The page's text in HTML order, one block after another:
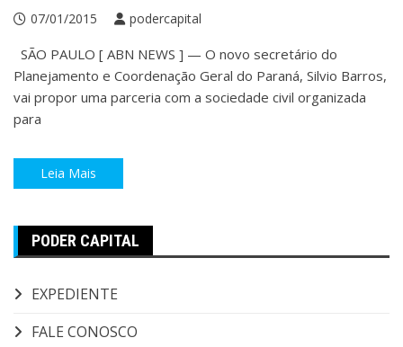
07/01/2015 podercapital
SÃO PAULO [ ABN NEWS ] — O novo secretário do
Planejamento e Coordenação Geral do Paraná, Silvio Barros,
vai propor uma parceria com a sociedade civil organizada
para
Leia Mais
PODER CAPITAL
EXPEDIENTE
FALE CONOSCO